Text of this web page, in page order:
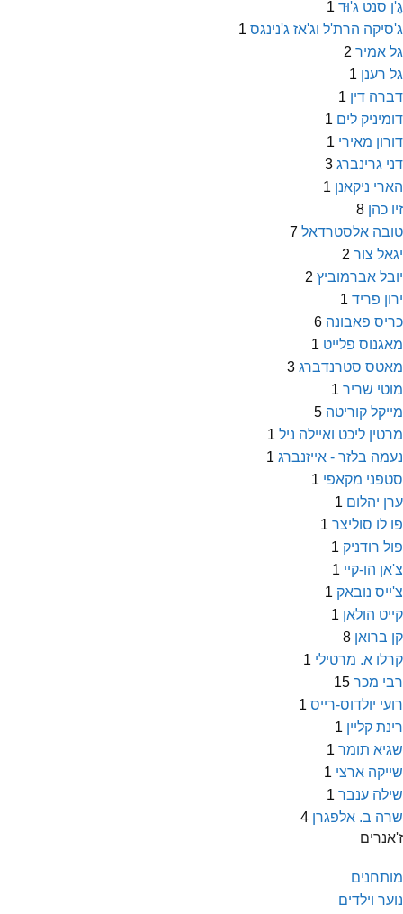
גֶ'ן סנט ג'וּד 1
ג'סיקה הרת'ל וג'אז ג'נינגס 1
גל אמיר 2
גל רענן 1
דברה דין 1
דומיניק לים 1
דורון מאירי 1
דני גרינברג 3
הארי ניקאנן 1
זיו כהן 8
טובה אלסטרדאל 7
יגאל צור 2
יובל אברמוביץ 2
ירון פריד 1
כריס פאבונה 6
מאגנוס פלייט 1
מאטס סטרנדברג 3
מוטי שריר 1
מייקל קוריטה 5
מרטין ליכט ואיילה ניל 1
נעמה בלזר - אייזנברג 1
סטפני מקאפי 1
ערן יהלום 1
פו לו סוליצר 1
פול רודניק 1
צ'אן הו-קיי 1
צ'ייס נובאק 1
קייט הולאן 1
קן ברואן 8
קרלו א. מרטילי 1
רבי מכר 15
רועי יולדוס-רייס 1
רינת קליין 1
שגיא תומר 1
שייקה ארצי 1
שילה ענבר 1
שרה ב. אלפגרן 4
ז'אנרים
מותחנים
נוער וילדים